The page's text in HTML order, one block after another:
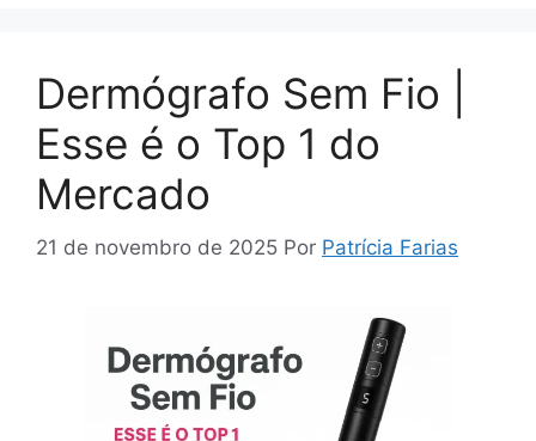
Dermógrafo Sem Fio |
Esse é o Top 1 do
Mercado
21 de novembro de 2025 Por Patrícia Farias